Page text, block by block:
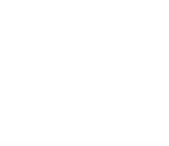
обработки персональных данных